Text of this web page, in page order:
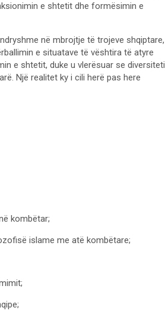
e shtetit dhe formësimin e
në mbrojtje të trojeve shqiptare,
e situatave të vështira të atyre
e shtetit, duke u vlerësuar se diversiteti
Një realitet ky i cili herë pas here
kombëtar;
islame me atë kombëtare;